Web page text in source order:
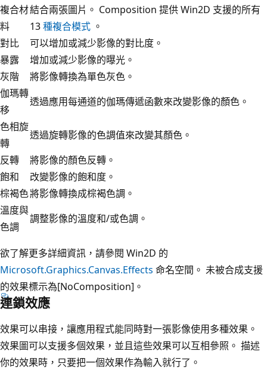
複合材
料
結合兩張圖片。 Composition 提供 Win2D 支援的所有
13種複合模式 。
對比
可以增加或減少影像的對比度。
暴露
增加或減少影像的曝光。
灰階
將影像轉換為單色灰色。
伽瑪轉
移
透過應用每通道的伽瑪傳遞函數來改變影像的顏色。
色相旋
轉
透過旋轉影像的色調值來改變其顏色。
反轉
將影像的顏色反轉。
飽和
改變影像的飽和度。
棕褐色將影像轉換成棕褐色調。
溫度與
色調
調整影像的溫度和/或色調。
欲了解更多詳細資訊，請參閱 Win2D 的
Microsoft.Graphics.Canvas.Effects 命名空間。 未被合成支援
的效果標示為[NoComposition]。
連鎖效應
效果可以串接，讓應用程式能同時對一張影像使用多種效果。
效果圖可以支援多個效果，並且這些效果可以互相參照。 描述
你的效果時，只要把一個效果作為輸入就行了。